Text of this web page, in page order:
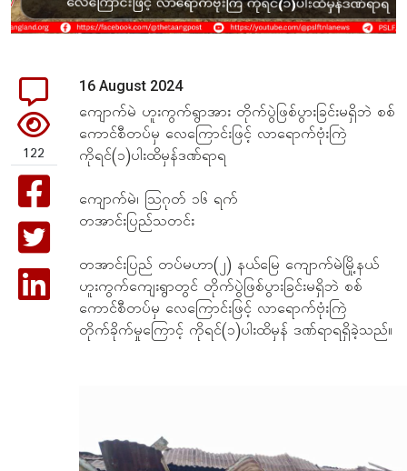
122
16 August 2024
ကျောက်မဲ ဟူးကွက်ရွာအား တိုက်ပွဲဖြစ်ပွားခြင်းမရှိဘဲ စစ်
ကောင်စီတပ်မှ လေကြောင်းဖြင့် လာရောက်ဗုံးကြဲ
ကိုရင်(၁)ပါးထိမှန်ဒဏ်ရာရ
ကျောက်မဲ၊ သြဂုတ် ၁၆ ရက်
တအာင်းပြည်သတင်း
တအာင်းပြည် တပ်မဟာ(၂) နယ်မြေ ကျောက်မဲမြို့နယ်
ဟူးကွက်ကျေးရွာတွင် တိုက်ပွဲဖြစ်ပွားခြင်းမရှိဘဲ စစ်
ကောင်စီတပ်မှ လေကြောင်းဖြင့် လာရောက်ဗုံးကြဲ
တိုက်ခိုက်မှုကြောင့် ကိုရင်(၁)ပါးထိမှန် ဒဏ်ရာရရှိခဲ့သည်။